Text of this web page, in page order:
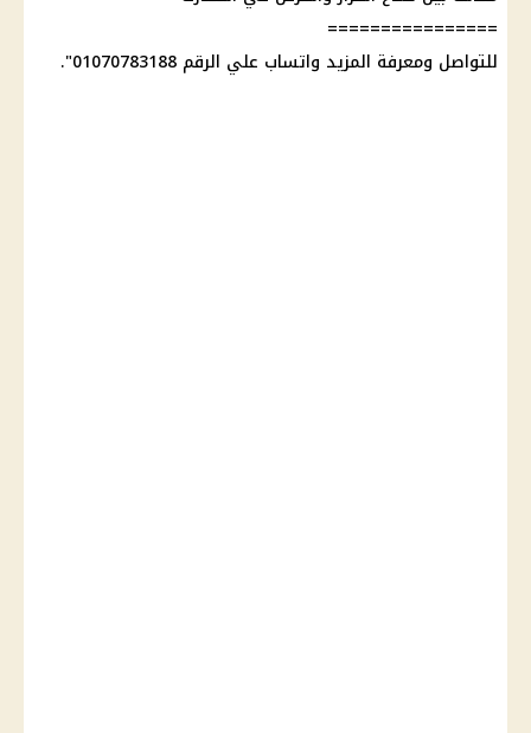
================
للتواصل ومعرفة المزيد واتساب علي الرقم 01070783188".